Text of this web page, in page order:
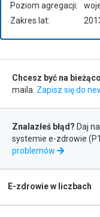
Poziom agregacji:
Zakres lat:
Zapis
do
newslettera
Chcesz być na
maila. Zapisz się do
Zgłaszanie
błędów
Znalazłeś błąd? Daj
systemie e-zdrowie
problemów
otwiera
nowej
E-zdrowie w liczbach